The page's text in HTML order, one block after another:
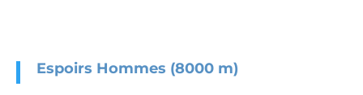
Espoirs Hommes (8000 m)